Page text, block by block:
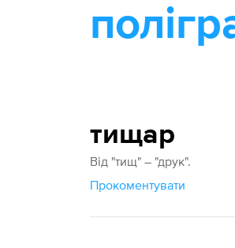
тищар
Від "тищ" – "друк".
Прокоментувати